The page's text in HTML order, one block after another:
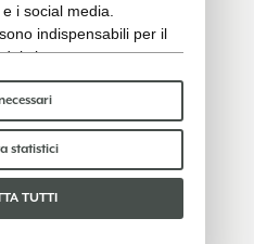
i social media.
indispensabili per il
sito e non trattano o
dato personale. Per
la nostra
accettare:
statistici
TUTTI